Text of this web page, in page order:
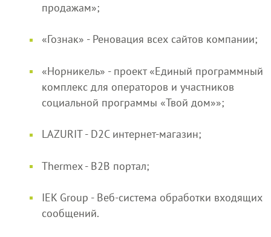
продажам»;
«Гознак» - Реновация всех сайтов компании;
«Норникель» - проект «Единый программный
комплекс для операторов и участников
социальной программы «Твой дом»»;
LAZURIT - D2C интернет-магазин;
Thermex - B2B портал;
IEK Group - Веб-система обработки входящих
сообщений.